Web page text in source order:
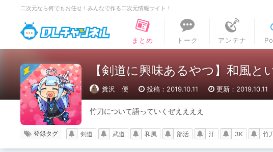
二次元なら何でもお任せ！みんなで作る二次元情報サイト！
DLチャンネル
まとめ
トーク アンテナ
【剣道に興味あるやつ】和風
糞沢 便 投稿：2019.10.11 更新：2019.10.11
竹刀について語っていくぜええええ
登録タグ 剣道 武道 和風 部活 汗 3K 竹